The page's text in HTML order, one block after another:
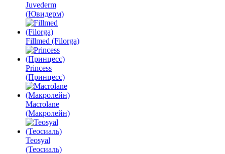
Juvederm
(Ювидерм)
Fillmed (Filorga)
Princess
(Принцесс)
Macrolane
(Макролейн)
Teosyal
(Теосиаль)